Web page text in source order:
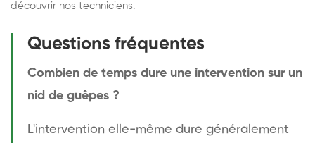
découvrir nos techniciens.
Questions fréquentes
Combien de temps dure une intervention sur un
nid de guêpes ?
L'intervention elle-même dure généralement